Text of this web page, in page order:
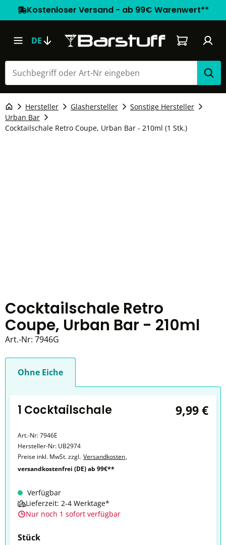
Kostenloser Versand - ab 99€ Warenwert**
DE Warenkorb
Hersteller Glashersteller
Sonstige Hersteller
Urban Bar
Cocktailschale Retro Coupe, Urban Bar - 210ml (1 Stk.)
Cocktailschale Retro
Coupe, Urban Bar - 210ml
Art.-Nr: 7946G
Ohne Eiche
1 Cocktailschale 9,99 €
Art.-Nr:7946E
Hersteller-Nr: UB2974
Preise inkl. MwSt. zzgl. Versandkosten,
versandkostenfrei (DE) ab 99€**
Verfügbar
Lieferzeit: 2-4 Werktage*
Nur noch 1 sofort verfügbar
Stück